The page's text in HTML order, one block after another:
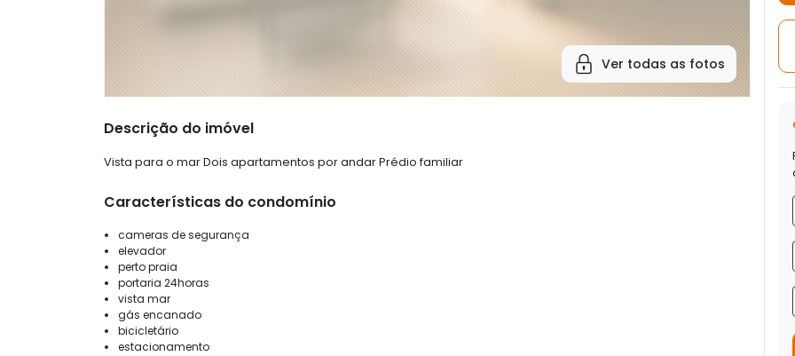
Ver todas as fotos
Descrição do imóvel
Vista para o mar Dois apartamentos por andar Prédio familiar
Características do condomínio
cameras de segurança
elevador
perto praia
portaria 24horas
vista mar
gás encanado
bicicletário
estacionamento